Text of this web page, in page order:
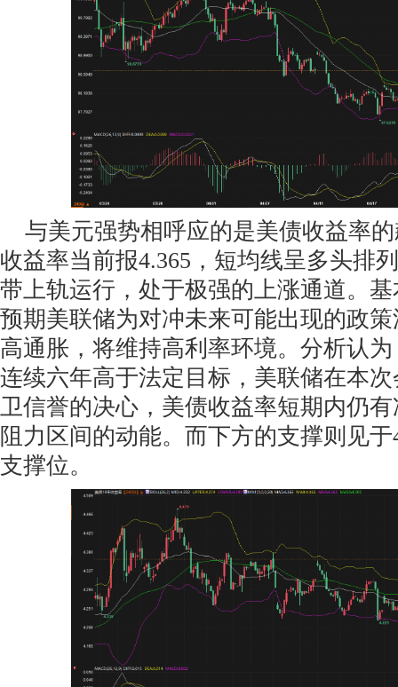
与美元强势相呼应的是美债收益率的
收益率当前报4.365，短均线呈多头排
带上轨运行，处于极强的上涨通道。
预期美联储为对冲未来可能出现的政
高通胀，将维持高利率环境。分析认
连续六年高于法定目标，美联储在本
卫信誉的决心，美债收益率短期内仍有
阻力区间的动能。而下方的支撑则见
支撑位。